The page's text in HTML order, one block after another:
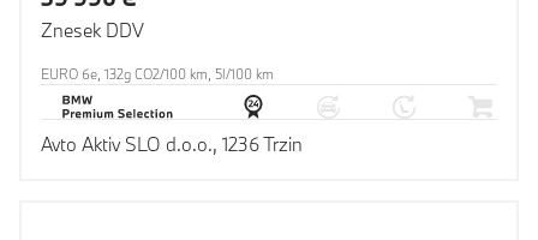
Znesek DDV
EURO 6e, 132g CO2/100 km, 5l/100 km
Avto Aktiv SLO d.o.o., 1236 Trzin